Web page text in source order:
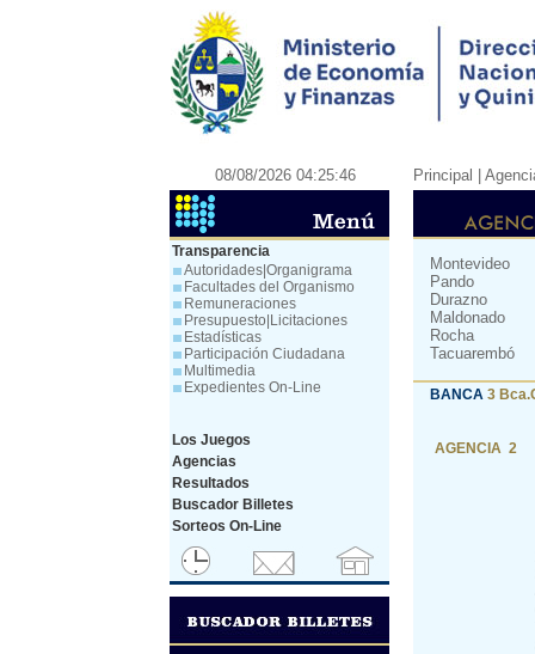
08/08/2026 04:25:46 Principal |
Transparencia
Autoridades|Organigrama
Facultades del Organismo
Remuneraciones
Presupuesto|Licitaciones
Estadísticas
Participación Ciudadana
Multimedia
Expedientes On-Line
Los Juegos
Agencias
Resultados
Buscador Billetes
Sorteos On-Line
Montevideo
Pando
Durazno
Maldonado
Rocha
Tacuarembó
BANCA 3
AGENCIA 2